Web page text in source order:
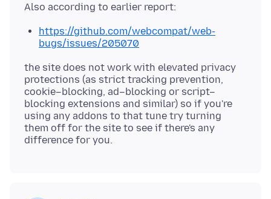
https://github.com/webcompat/web-
bugs/issues/205070
the site does not work with elevated privacy
protections (as strict tracking prevention,
cookie–blocking, ad–blocking or script–
blocking extensions and similar) so if you're
using any addons to that tune try turning
them off for the site to see if there's any